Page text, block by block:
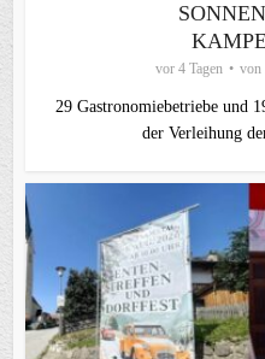
vor 4 Tagen von
29 Gastronomiebetriebe und
der Verleihung